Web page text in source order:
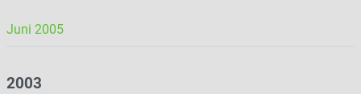
Juni 2005
2003